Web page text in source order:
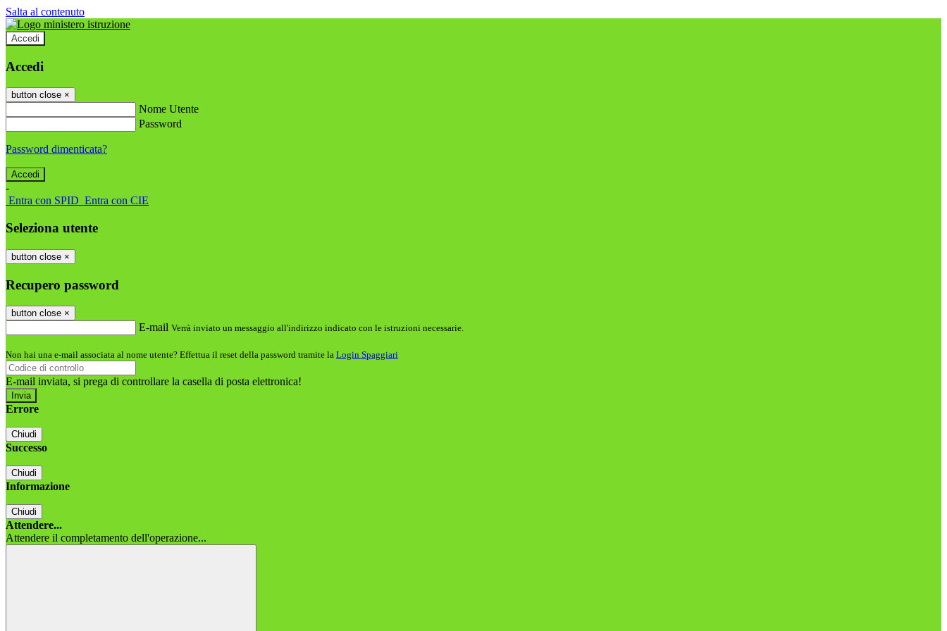
Salta al contenuto
Accedi
Accedi
button close ×
Nome Utente
Password
Password dimenticata?
-
Entra con SPID Entra con CIE
Seleziona utente
button close ×
Recupero password
button close ×
E-mail Verrà inviato un messaggio all'indirizzo indicato con le istruzioni necessarie.
Non hai una e-mail associata al nome utente? Effettua il reset della password tramite la Login Spaggiari
E-mail inviata, si prega di controllare la casella di posta elettronica!
Errore
Chiudi
Successo
Chiudi
Informazione
Chiudi
Attendere...
Attendere il completamento dell'operazione...